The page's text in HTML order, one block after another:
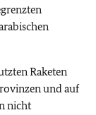
Raketen
und auf
nicht